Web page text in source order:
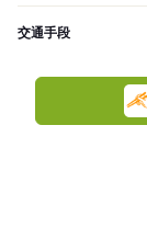
交通手段